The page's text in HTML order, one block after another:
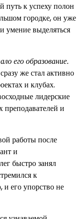
путь к успеху полон
городке, он уже
умение выделяться
его образование.
же стал активно
и клубах.
лидерские
преподавателей и
работы после
и
быстро занял
к
его упорство не